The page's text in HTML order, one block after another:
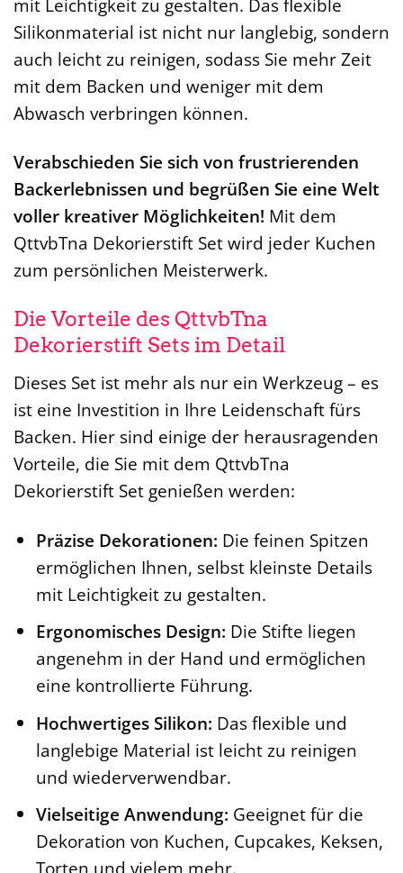
Silikonmaterial ist nicht nur langlebig, sondern
auch leicht zu reinigen, sodass Sie mehr Zeit
mit dem Backen und weniger mit dem
Abwasch verbringen können.
Verabschieden Sie sich von frustrierenden
Backerlebnissen und begrüßen Sie eine Welt
voller kreativer Möglichkeiten! Mit dem
QttvbTna Dekorierstift Set wird jeder Kuchen
zum persönlichen Meisterwerk.
Die Vorteile des QttvbTna
Dekorierstift Sets im Detail
Dieses Set ist mehr als nur ein Werkzeug – es
ist eine Investition in Ihre Leidenschaft fürs
Backen. Hier sind einige der herausragenden
Vorteile, die Sie mit dem QttvbTna
Dekorierstift Set genießen werden:
Präzise Dekorationen: Die feinen Spitzen
ermöglichen Ihnen, selbst kleinste Details
mit Leichtigkeit zu gestalten.
Ergonomisches Design: Die Stifte liegen
angenehm in der Hand und ermöglichen
eine kontrollierte Führung.
Hochwertiges Silikon: Das flexible und
langlebige Material ist leicht zu reinigen
und wiederverwendbar.
Vielseitige Anwendung: Geeignet für die
Dekoration von Kuchen, Cupcakes, Keksen,